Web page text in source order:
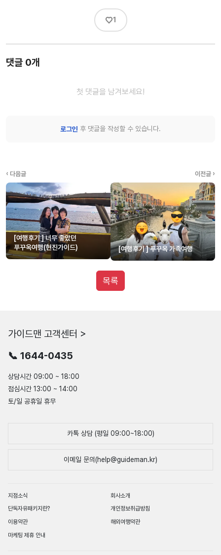
♡1
댓글 0개
첫 댓글을 남겨보세요!
로그인 후 댓글을 작성할 수 있습니다.
‹ 다음글
[여행후기 ] 너무 좋았던
푸꾸옥여행(현진가이드)
이전글 ›
[여행후기 ] 푸꾸옥 가족여행
목록
가이드맨 고객센터 >
📞 1644-0435
상담시간 09:00 ~ 18:00
점심시간 13:00 ~ 14:00
토/일 공휴일 휴무
카톡 상담 (평일 09:00~18:00)
이메일 문의(help@guideman.kr)
지점소식
회사소개
단독자유패키지란?
개인정보취급방침
이용약관
해외여행약관
마케팅 제휴 안내